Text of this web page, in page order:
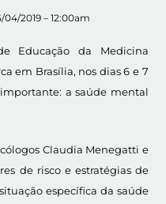
04/2019 – 12:00am
Educação da Medicina
em Brasília, nos dias 6 e 7
a saúde mental
Claudia Menegatti e
de risco e estratégias de
específica da saúde